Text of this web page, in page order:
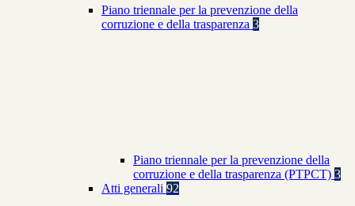
Piano triennale per la prevenzione della
corruzione e della trasparenza 3
Piano triennale per la prevenzione della
corruzione e della trasparenza (PTPCT) 3
Atti generali 92